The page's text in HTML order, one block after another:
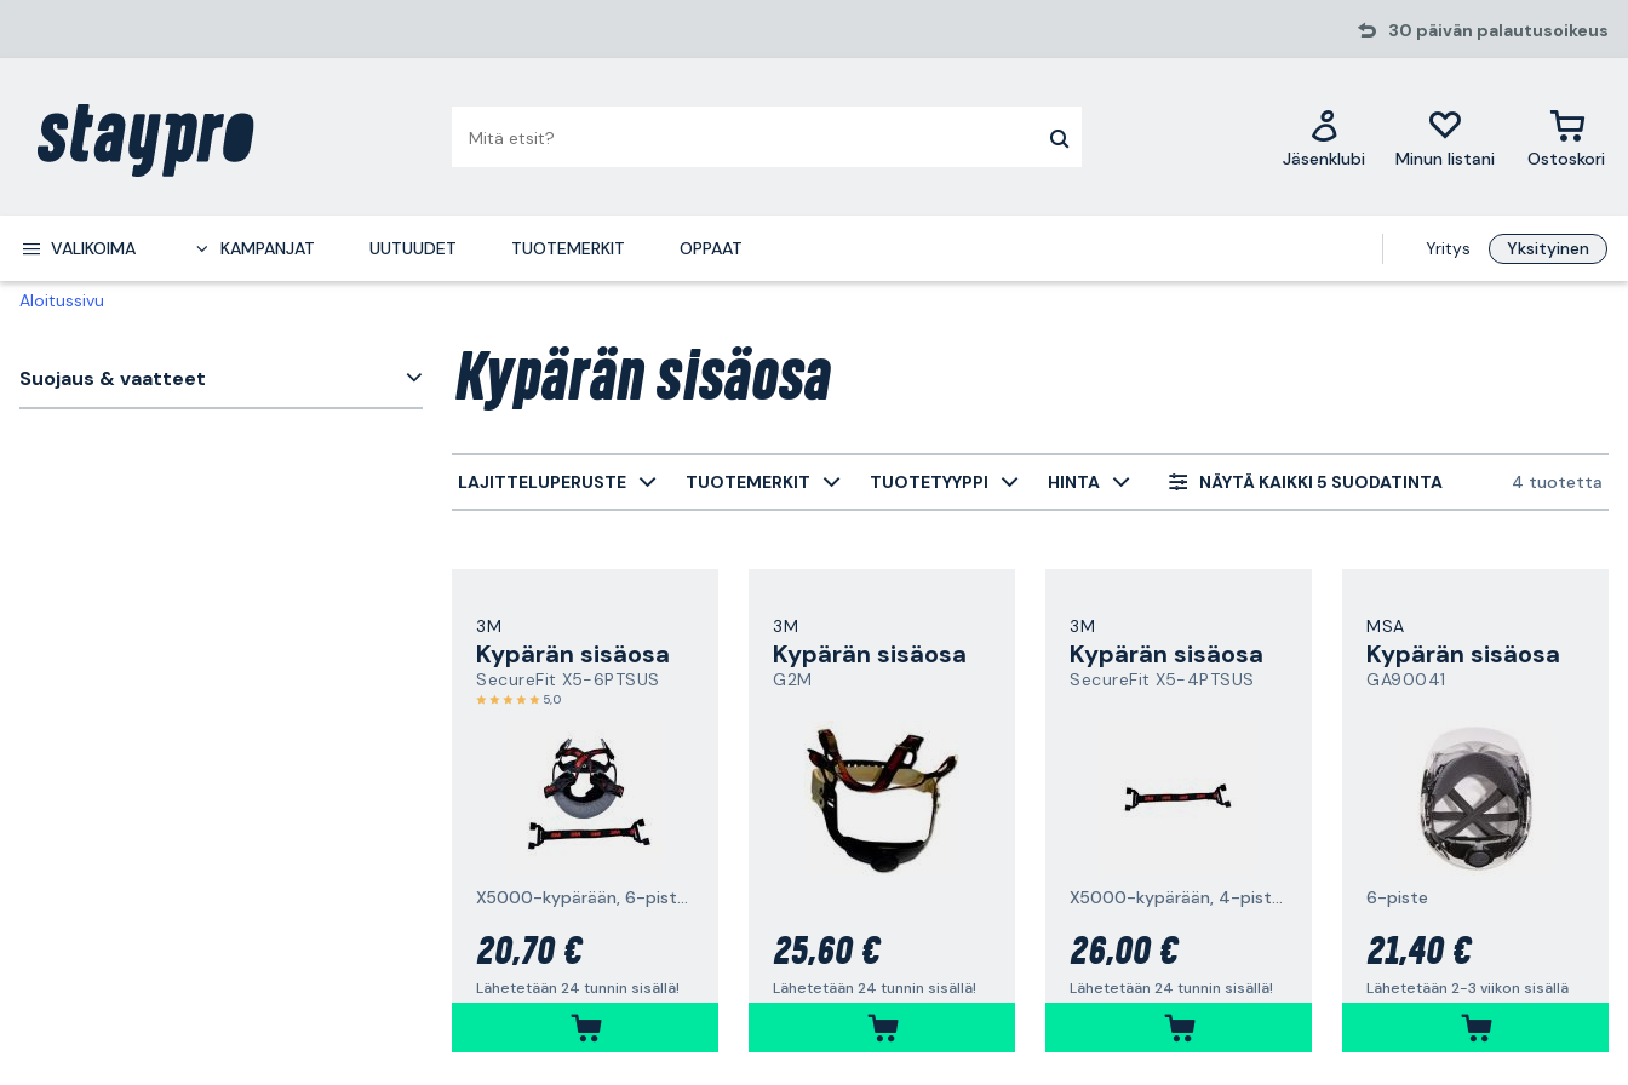
30 päivän palautusoikeus
Jäsenklubi Minun listani Ostoskori
VALIKOIMA KAMPANJAT UUTUUDET TUOTEMERKIT OPPAAT Yritys Yksityinen
Aloitussivu
Suojaus & vaatteet Kypärän sisäosa
LAJITTELUPERUSTE TUOTEMERKIT TUOTETYYPPI HINTA NÄYTÄ KAIKKI 5 SUODATINTA 4 tuotetta
3M
Kypärän sisäosa
SecureFit X5-6PTSUS
5,0
X5000-kypärään, 6-pistekiinnitys
20,70 €
Lähetetään 24 tunnin sisällä!
3M
Kypärän sisäosa
G2M
25,60 €
Lähetetään 24 tunnin sisällä!
3M
Kypärän sisäosa
SecureFit X5-4PTSUS
X5000-kypärään, 4-pistekiinnitys
26,00 €
Lähetetään 24 tunnin sisällä!
MSA
Kypärän sisäosa
GA90041
6-piste
21,40 €
Lähetetään 2-3 viikon sisällä